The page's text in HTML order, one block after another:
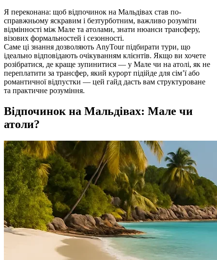
Я переконана: щоб відпочинок на Мальдівах став по-
справжньому яскравим і безтурботним, важливо розуміти
відмінності між Мале та атолами, знати нюанси трансферу,
візових формальностей і сезонності.
Саме ці знання дозволяють AnyTour підбирати тури, що
ідеально відповідають очікуванням клієнтів. Якщо ви хочете
розібратися, де краще зупинитися — у Мале чи на атолі, як не
переплатити за трансфер, який курорт підійде для сім’ї або
романтичної відпустки — цей гайд дасть вам структуроване
та практичне розуміння.
Відпочинок на Мальдівах: Мале чи
атоли?